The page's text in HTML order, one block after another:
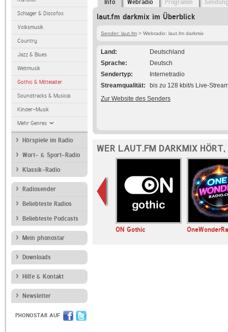
Schlager & Discofox
Volksmusik
Country
Jazz & Blues
Weltmusik
Gothic & Mittelalter
Soundtracks & Musical
Kinder-Musik
Mehr Genres
Hörspiele im Radio
Wort- & Sport-Radio
Klassik-Radio
Radiosender
Beliebteste Radios
Beliebteste Podcasts
Mein phonostar
Downloads
Hilfe & Kontakt
Newsletter
PHONOSTAR AUF
Info Webradio Programm
laut.fm darkmix im Überblick
Sender: laut.fm > Webradio: laut.fm darkmix
Land
Deutschland
Sprache
Deutsch
Sendertyp
Internetradio
Streamqualität
bis zu 128 kbit/s Live-
Zur Website des Senders
WER LAUT.FM DARKMIX HÖRT,
ON Gothic